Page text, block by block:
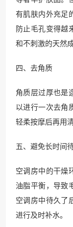
有肌肤内外充足
防止毛孔变得越
和不刺激的天然
四、去角质
角质层过厚也是
以进行一次去角
轻柔按摩后再用
五、避免长时间
空调房中的干燥
油脂平衡，导致
空调房中待久了
进行及时补水。